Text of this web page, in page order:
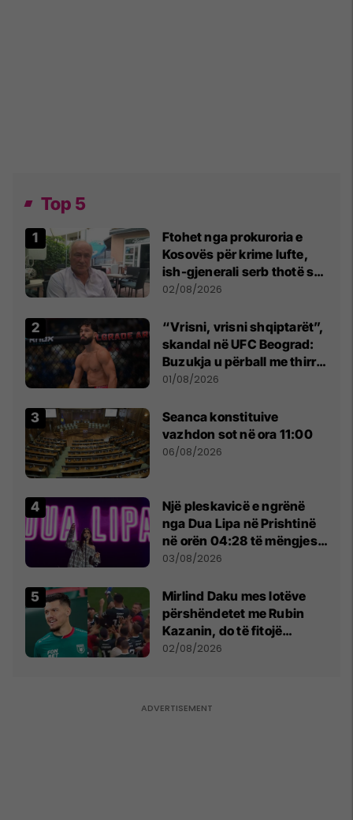
Top 5
Ftohet nga prokuroria e
Kosovës për krime lufte,
ish-gjenerali serb thotë se
dikush e tradhtoi në
02/08/2026
“Vrisni, vrisni shqiptarët”,
skandal në UFC Beograd:
Buzukja u përball me thirrje
anti-shqiptare nga
01/08/2026
Seanca konstituive
vazhdon sot në ora 11:00
06/08/2026
Një pleskavicë e ngrënë
nga Dua Lipa në Prishtinë
në orën 04:28 të mëngjesit
- dhe bota digjitale serbe
03/08/2026
Mirlind Daku mes lotëve
përshëndetet me Rubin
Kazanin, do të fitojë
miliona te Spartak Moska
02/08/2026